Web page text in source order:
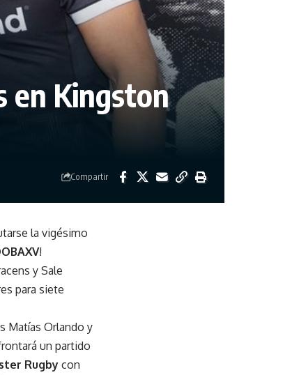
en Kingston
Compartir
la vigésimo
!
y Sale
para siete
Matías Orlando y
un partido
Rugbycon